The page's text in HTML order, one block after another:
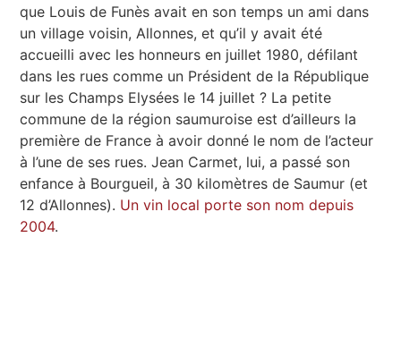
que Louis de Funès avait en son temps un ami dans
un village voisin, Allonnes, et qu’il y avait été
accueilli avec les honneurs en juillet 1980, défilant
dans les rues comme un Président de la République
sur les Champs Elysées le 14 juillet ? La petite
commune de la région saumuroise est d’ailleurs la
première de France à avoir donné le nom de l’acteur
à l’une de ses rues. Jean Carmet, lui, a passé son
enfance à Bourgueil, à 30 kilomètres de Saumur (et
12 d’Allonnes). Un vin local porte son nom depuis
2004.